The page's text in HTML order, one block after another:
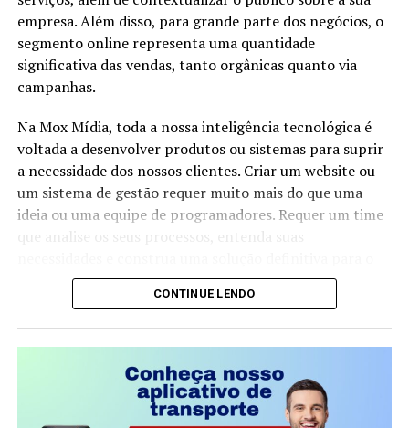
atual gira em torno da transformação dos partidos
tradicionais diante de uma sociedade cada vez mais
conectada, polarizada e exigente. O futuro da legenda
dependerá de sua capacidade de renovação, de
sua relevância junto ao eleitorado brasileiro.
FONTE: Volnei Barboza
discussão na Câmara…
BRASIL DAS INJUSTIÇAS… E O POVO PAGA A CONTA.
empresa. Além disso, para grande parte dos negócios, o
segmento online representa uma quantidade
significativa das vendas, tanto orgânicas quanto via
campanhas.
Na Mox Mídia, toda a nossa inteligência tecnológica é
voltada a desenvolver produtos ou sistemas para suprir
a necessidade dos nossos clientes. Criar um website ou
um sistema de gestão requer muito mais do que uma
ideia ou uma equipe de programadores. Requer um time
que analise os seus processos, entenda suas
seu problema.
vendedor e bem escrito. Mas não podemos esquecer de
manter a estrutura perfeito para buscadores. Este é o
segundo fator mais importante para o sucesso da sua
CONTINUE LENDO